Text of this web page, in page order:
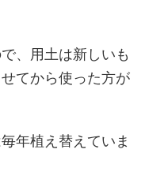
、用土は新しいも
てから使った方が
年植え替えていま